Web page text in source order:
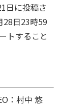
日に投稿さ
28日23時59
トすること
：村中 悠